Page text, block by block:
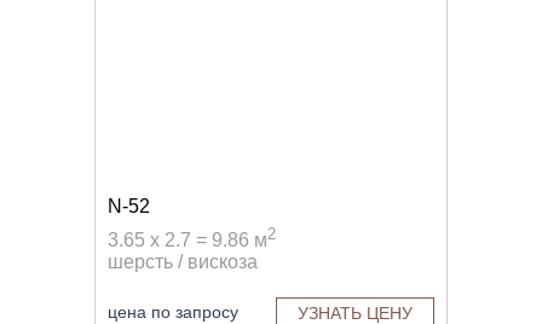
N-52
3.65 x 2.7 = 9.86 м2
шерсть / вискоза
цена по запросу УЗНАТЬ ЦЕНУ